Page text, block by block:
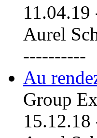
11.04.19
Aurel
----------
Au
Group
15.12.18